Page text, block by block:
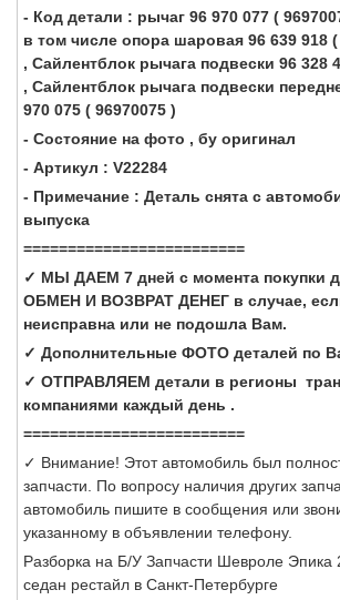
- Код детали : рычаг 96 970 077 (
в том числе опора шаровая 96 639 918 (
, Сайлентблок рычага подвески 96 328
, Сайлентблок рычага подвески
970 075 ( 96970075 )
- Состояние на фото , бу оригинал
- Артикул : V22284
- Примечание : Деталь снята с
выпуска
=========================
✓ МЫ ДАЕМ 7 дней с момента покупки
ОБМЕН И ВОЗВРАТ ДЕНЕГ в случае,
неисправна или не подошла Вам.
✓ Дополнительные ФОТО деталей по
✓ ОТПРАВЛЯЕМ детали в регионы
компаниями каждый день .
=========================
✓ Внимание! Этот автомобиль был
запчасти. По вопросу наличия других
автомобиль пишите в сообщения или
указанному в объявлении телефону.
Разборка на Б/У Запчасти Шевроле Эпика
седан рестайл в Санкт-Петербурге